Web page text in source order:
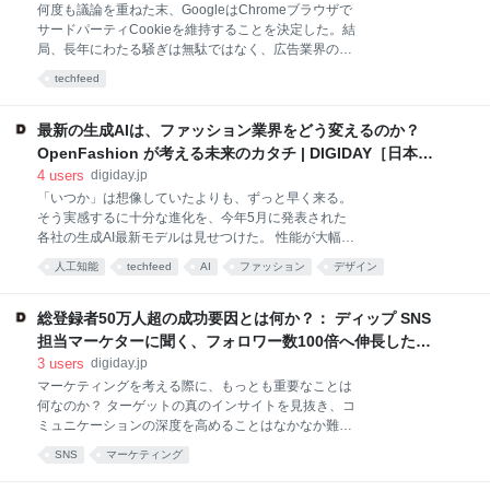
について多くの意見が交わされている。 しかし、
DIGIDAY JAPAN編集部に寄せられたコメントの多くに
共通しているのは、Cookie廃止が業界全体のプライバ
シー保護強化の流れに大きな影響を与える可能性があ
何度も議論を重ねた末、GoogleはChromeブラウザで
サードパーティCookieを維持することを決定した。結
局、長年にわたる騒ぎは無駄ではなく、広告業界の叫
定した。結局、長年にわたる騒ぎは無駄ではなく、広
告業界の叫びがようやく聞き届けられたのだ。
Googleは米国時間7月22日のブログ投稿で、「サード
らかにした。その代わりに、ユーザーがWeb閲覧中に
十分な情報を得たうえで選択でき、いつでも調整でき
る「Chromeの新しい体験」を導入するという。
Googleの幹部はすでに、英国の競争・市場庁
techfeed
最新の生成AIは、ファッション業界をどう変えるのか？
OpenFashion が考える未来のカタチ | DIGIDAY［日本
版］
4 users digiday.jp
「いつか」は想像していたよりも、ずっと早く来る。
そう実感するに十分な進化を、今年5月に発表された
各社の生成AI最新モデルは見せつけた。 性能が大幅に
向上したことで、オンラインミーティングに参加して
議事録を作成するのはも […] 「いつか」は想像してい
化を、今年5月に発表された各社の生成AI最新モデルは
見せつけた。 性能が大幅に向上したことで、オンライ
ンミーティングに参加して議事録を作成するのはもち
ってくれるほど、人間に近づいた生成AI。驚異的なス
ピードで革新し続けるテクノロジーによって、暮らし
の根幹である衣食住の「衣」を担うファッションの世
界はどう変わるのか。 Advertisement ファッション業
人工知能 techfeed AI ファッション デザイン
総登録者50万人超の成功要因とは何か？： ディップ SNS
担当マーケターに聞く、フォロワー数100倍へ伸長した秘
訣と新事業への想い | DIGIDAY［日本版］
3 users digiday.jp
マーケティングを考える際に、もっとも重要なことは
何なのか？ ターゲットの真のインサイトを見抜き、コ
ミュニケーションの深度を高めることはなかなか難し
INSID […] マーケティングを考える際に、もっとも重
SNS マーケティング